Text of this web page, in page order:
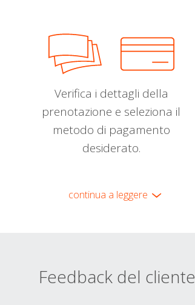
Verifica i dettagli della
prenotazione e seleziona il
metodo di pagamento
desiderato.
continua a leggere
Feedback del cliente